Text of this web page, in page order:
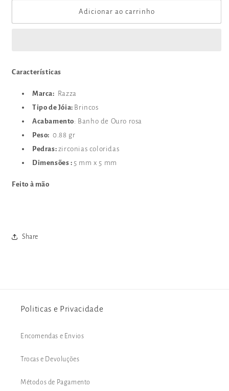
BRI1002K
de
BRI1002K
Adicionar ao carrinho
Características
Marca: Razza
Tipo de Jóia: Brincos
Acabamento: Banho de Ouro rosa
Peso: 0.88 gr
Pedras: zirconias coloridas
Dimensões : 5 mm x 5 mm
Feito à mão
Share
Politicas e Privacidade
Encomendas e Envios
Trocas e Devoluções
Métodos de Pagamento